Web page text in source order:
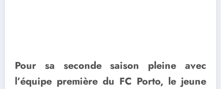
Pour sa seconde saison pleine avec
l’équipe première du FC Porto, le jeune